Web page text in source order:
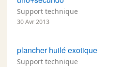
Support technique
30 Avr 2013
plancher huilé exotique
Support technique